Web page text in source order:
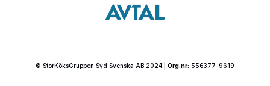
© StorKöksGruppen Syd Svenska AB 2024 | Org.nr: 556377-9619